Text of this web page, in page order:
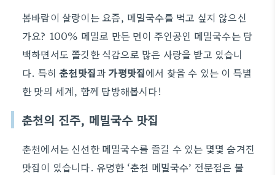
봄바람이 살랑이는 요즘, 메밀국수를 먹고 싶지 않으신
가요? 100% 메밀로 만든 면이 주인공인 메밀국수는 담
백하면서도 쫄깃한 식감으로 많은 사랑을 받고 있습니
다. 특히춘천맛집과 가평맛집에서 찾을 수 있는 이 특별
한 맛의 세계, 함께 탐방해봅시다!
춘천의 진주, 메밀국수 맛집
춘천에서는 신선한 메밀국수를 즐길 수 있는 몇몇 숨겨진
맛집이 있습니다. 유명한 ‘춘천 메밀국수’ 전문점은 물